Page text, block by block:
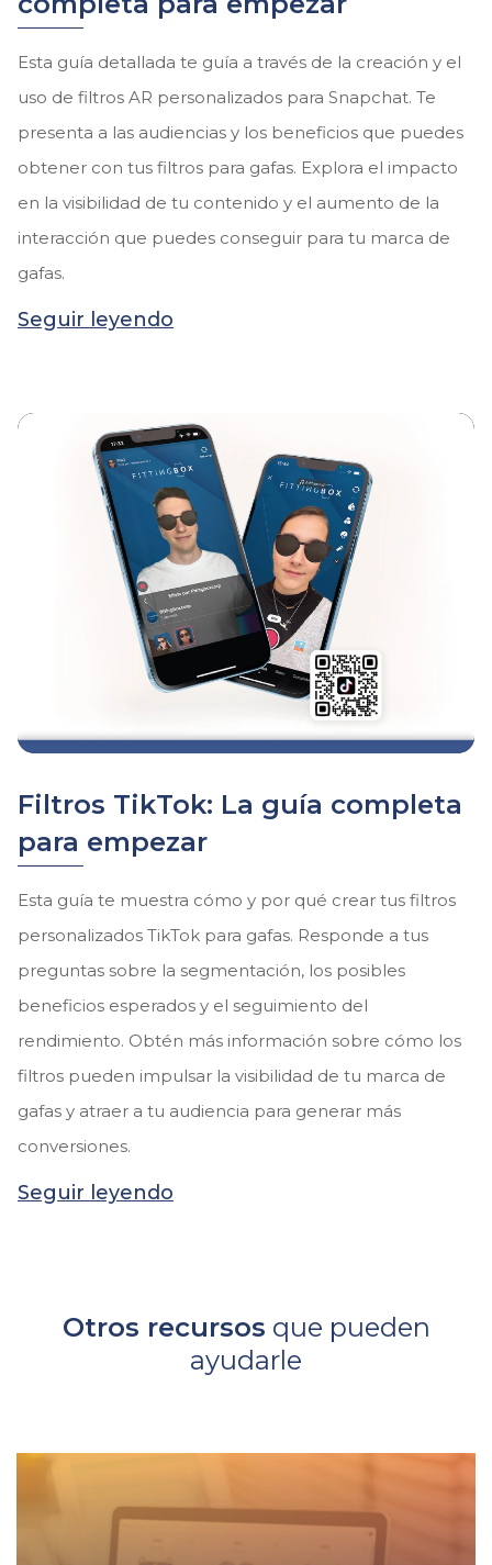
Esta guía detallada te guía a través de la creación y el
uso de filtros AR personalizados para Snapchat. Te
presenta a las audiencias y los beneficios que puedes
obtener con tus filtros para gafas. Explora el impacto
en la visibilidad de tu contenido y el aumento de la
interacción que puedes conseguir para tu marca de
gafas.
Seguir leyendo
Filtros TikTok: La guía completa
para empezar
Esta guía te muestra cómo y por qué crear tus filtros
personalizados TikTok para gafas. Responde a tus
preguntas sobre la segmentación, los posibles
beneficios esperados y el seguimiento del
rendimiento. Obtén más información sobre cómo los
filtros pueden impulsar la visibilidad de tu marca de
gafas y atraer a tu audiencia para generar más
conversiones.
Seguir leyendo
Otros recursos que pueden
ayudarle